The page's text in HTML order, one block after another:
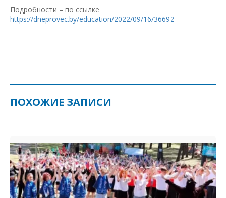
Подробности – по ссылке
https://dneprovec.by/education/2022/09/16/36692
ПОХОЖИЕ ЗАПИСИ